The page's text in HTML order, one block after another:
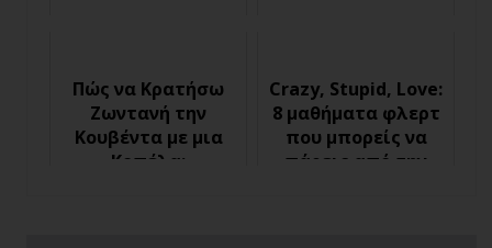
Πώς να Κρατήσω
Ζωντανή την
Κουβέντα με μια
Κοπέλα;
Crazy, Stupid, Love:
8 μαθήματα φλερτ
που μπορείς να
πάρεις από την